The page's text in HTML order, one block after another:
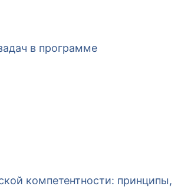
в программе
компетентности: принципы,